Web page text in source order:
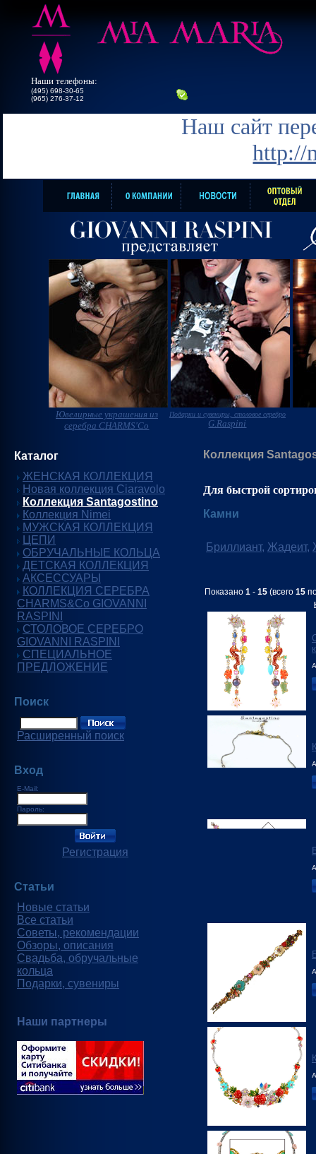
Наши телефоны:
(495) 698-30-65
(965) 276-37-12
Наш сайт
http://
Ювелирные украшения из
серебра CHARMS'Co
Подарки и сувениры, столовое серебро
G.Raspini
Каталог
ЖЕНСКАЯ КОЛЛЕКЦИЯ
Новая коллекция Ciaravolo
Коллекция Santagostino
Коллекция Nimei
МУЖСКАЯ КОЛЛЕКЦИЯ
ЦЕПИ
ОБРУЧАЛЬНЫЕ КОЛЬЦА
ДЕТСКАЯ КОЛЛЕКЦИЯ
АКСЕССУАРЫ
КОЛЛЕКЦИЯ СЕРЕБРА
CHARMS&Co GIOVANNI
RASPINI
СТОЛОВОЕ СЕРЕБРО
GIOVANNI RASPINI
СПЕЦИАЛЬНОЕ
ПРЕДЛОЖЕНИЕ
Поиск
Расширенный поиск
Вход
E-Mail:
Пароль:
Регистрация
Статьи
Новые статьи
Все статьи
Советы, рекомендации
Обзоры, описания
Свадьба, обручальные
кольца
Подарки, сувениры
Наши партнеры
Коллекция
Для быстрой
Камни
Бриллиант, Жадеит,
Показано 1 - 15 (всего 15